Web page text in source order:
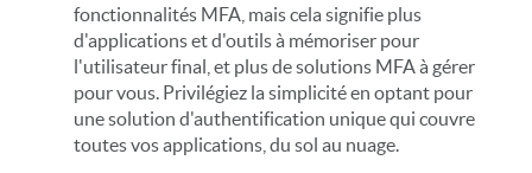
fonctionnalités MFA, mais cela signifie plus
d'applications et d'outils à mémoriser pour
l'utilisateur final, et plus de solutions MFA à gérer
pour vous. Privilégiez la simplicité en optant pour
une solution d'authentification unique qui couvre
toutes vos applications, du sol au nuage.